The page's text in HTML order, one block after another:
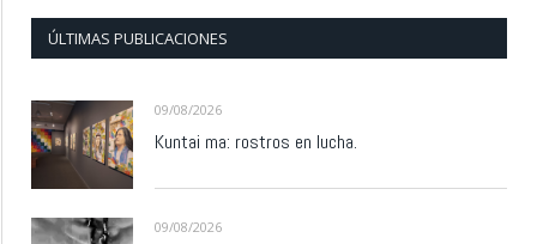
ÚLTIMAS PUBLICACIONES
09/08/2026
Kuntai ma: rostros en lucha.
09/08/2026